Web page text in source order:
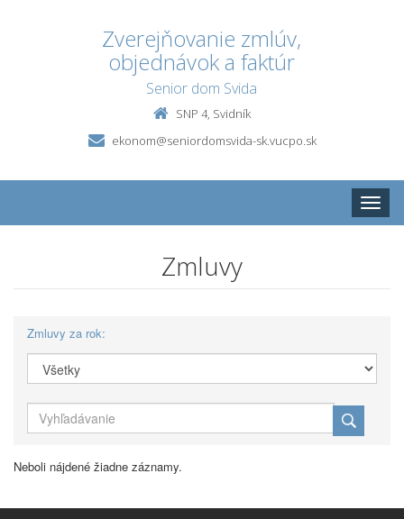
Zverejňovanie zmlúv,
objednávok a faktúr
Senior dom Svida
SNP 4, Svidník
ekonom@seniordomsvida-sk.vucpo.sk
Toggle
Zmluvy
Zmluvy za rok:
Neboli nájdené žiadne záznamy.